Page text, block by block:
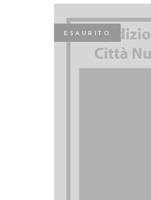
ESAURITO